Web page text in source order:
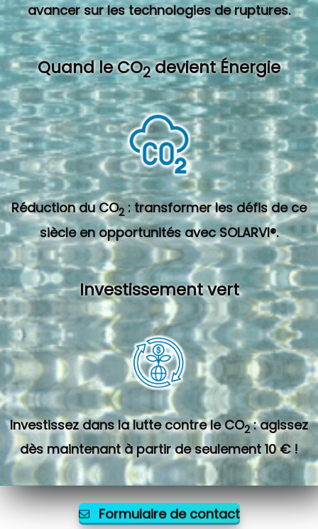
avancer sur les technologies de ruptures.
Quand le CO2devient Énergie
Réduction du CO2 : transformer les défis de ce
siècle en opportunités avec SOLARVI®.
Investissement vert
Investissez dans la lutte contre le CO2 : agissez
dès maintenant à partir de seulement 10 € !
Formulaire de contact